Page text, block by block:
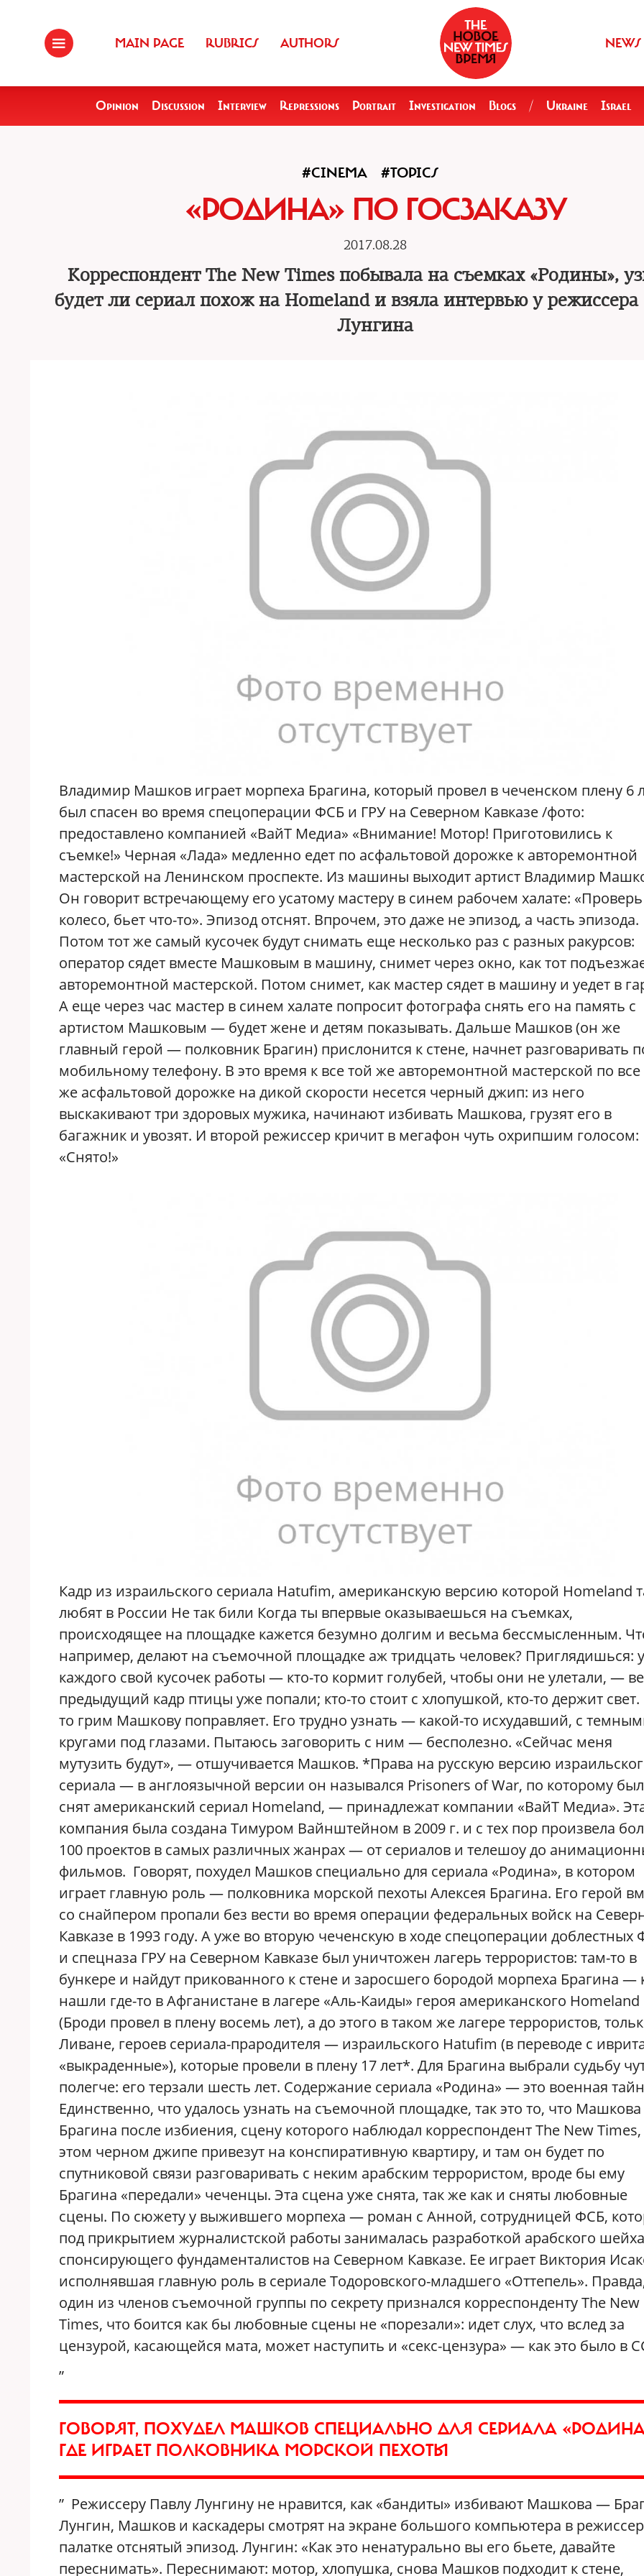
MAIN PAGE RUBRICS AUTHORS NEWS
Opinion Discussion Interview Repressions Portrait Investigation Blogs / Ukraine Israel
#CINEMA #TOPICS
«РОДИНА» ПО ГОСЗАКАЗУ
2017.08.28
Корреспондент The New Times побывала на съемках «Родины»,
будет ли сериал похож на Homeland и взяла интервью у
Лунгина
Владимир Машков играет морпеха Брагина, который провел в чеченском плену 6
был спасен во время спецоперации ФСБ и ГРУ на Северном Кавказе /фото:
предоставлено компанией «ВайТ Медиа» «Внимание! Мотор! Приготовились к
съемке!» Черная «Лада» медленно едет по асфальтовой дорожке к авторемонтной
мастерской на Ленинском проспекте. Из машины выходит артист Владимир
Он говорит встречающему его усатому мастеру в синем рабочем халате: «Проверь
колесо, бьет что-то». Эпизод отснят. Впрочем, это даже не эпизод, а часть эпизода.
Потом тот же самый кусочек будут снимать еще несколько раз с разных ракурсов:
оператор сядет вместе Машковым в машину, снимет через окно, как тот
авторемонтной мастерской. Потом снимет, как мастер сядет в машину и уедет в
А еще через час мастер в синем халате попросит фотографа снять его на память с
артистом Машковым — будет жене и детям показывать. Дальше Машков (он же
главный герой — полковник Брагин) прислонится к стене, начнет разговаривать
мобильному телефону. В это время к все той же авторемонтной мастерской по все
же асфальтовой дорожке на дикой скорости несется черный джип: из него
выскакивают три здоровых мужика, начинают избивать Машкова, грузят его в
багажник и увозят. И второй режиссер кричит в мегафон чуть охрипшим голосом:
«Снято!»
Кадр из израильского сериала Hatufim, американскую версию которой Homeland
любят в России Не так били Когда ты впервые оказываешься на съемках,
происходящее на площадке кажется безумно долгим и весьма бессмысленным.
например, делают на съемочной площадке аж тридцать человек? Приглядишься: у
каждого свой кусочек работы — кто-то кормит голубей, чтобы они не улетали, —
предыдущий кадр птицы уже попали; кто-то стоит с хлопушкой, кто-то держит свет.
то грим Машкову поправляет. Его трудно узнать — какой-то исхудавший, с
кругами под глазами. Пытаюсь заговорить с ним — бесполезно. «Сейчас меня
мутузить будут», — отшучивается Машков. *Права на русскую версию
сериала — в англоязычной версии он назывался Prisoners of War, по которому был
снят американский сериал Homeland, — принадлежат компании «ВайТ Медиа».
компания была создана Тимуром Вайнштейном в 2009 г. и с тех пор произвела
100 проектов в самых различных жанрах — от сериалов и телешоу до
фильмов. Говорят, похудел Машков специально для сериала «Родина», в котором
играет главную роль — полковника морской пехоты Алексея Брагина. Его герой
со снайпером пропали без вести во время операции федеральных войск на
Кавказе в 1993 году. А уже во вторую чеченскую в ходе спецоперации доблестных
и спецназа ГРУ на Северном Кавказе был уничтожен лагерь террористов: там-то в
бункере и найдут прикованного к стене и заросшего бородой морпеха Брагина —
нашли где-то в Афганистане в лагере «Аль-Каиды» героя американского Homeland
(Броди провел в плену восемь лет), а до этого в таком же лагере террористов,
Ливане, героев сериала-прародителя — израильского Hatufim (в переводе с
«выкраденные»), которые провели в плену 17 лет*. Для Брагина выбрали судьбу
полегче: его терзали шесть лет. Содержание сериала «Родина» — это военная
Единственно, что удалось узнать на съемочной площадке, так это то, что
Брагина после избиения, сцену которого наблюдал корреспондент The New
этом черном джипе привезут на конспиративную квартиру, и там он будет по
спутниковой связи разговаривать с неким арабским террористом, вроде бы ему
Брагина «передали» чеченцы. Эта сцена уже снята, так же как и сняты любовные
сцены. По сюжету у выжившего морпеха — роман с Анной, сотрудницей ФСБ,
под прикрытием журналистской работы занималась разработкой арабского
спонсирующего фундаменталистов на Северном Кавказе. Ее играет Виктория
исполнявшая главную роль в сериале Тодоровского-младшего «Оттепель».
один из членов съемочной группы по секрету признался корреспонденту The New
Times, что боится как бы любовные сцены не «порезали»: идет слух, что вслед за
цензурой, касающейся мата, может наступить и «секс-цензура» — как это было в
„
ГОВОРЯТ, ПОХУДЕЛ МАШКОВ СПЕЦИАЛЬНО ДЛЯ СЕРИАЛА
ГДЕ ИГРАЕТ ПОЛКОВНИКА МОРСКОЙ ПЕХОТЫ
” Режиссеру Павлу Лунгину не нравится, как «бандиты» избивают Машкова —
Лунгин, Машков и каскадеры смотрят на экране большого компьютера в
палатке отснятый эпизод. Лунгин: «Как это ненатурально вы его бьете, давайте
переснимать». Переснимают: мотор, хлопушка, снова Машков подходит к стене,